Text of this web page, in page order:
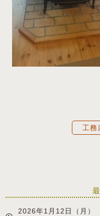
工務
2026年1月12日（月）